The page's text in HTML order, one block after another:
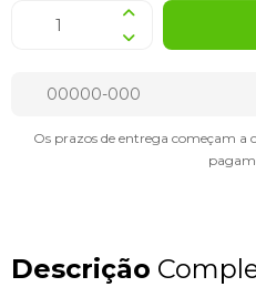
Os prazos de entrega começam
Descrição